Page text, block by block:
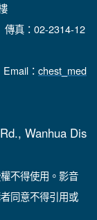
傳真：02-2314-12
： chest_med
Wanhua Dis
不得使用。影音
同意不得引用或